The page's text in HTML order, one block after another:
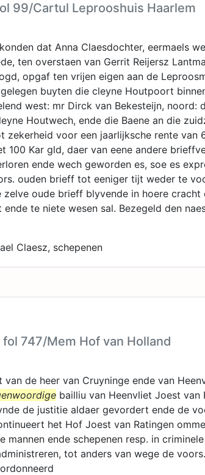
99/Cartul Leprooshuis Haarlem
dat Anna Claesdochter, eermaels
ten overstaen van Gerrit Reijersz
opgaf ten vrijen eigen aan de
buyten die cleyne Houtpoort
west: mr Dirck van Bekesteijn, noord:
Houtwech, ende die Baene an die
voor een jaarlijksche rente van
100 Kar gld, daer van eene andere
ende wech geworden es, soe es
ouden brieff tot eeniger tijt weder te
oude brieff blyvende in hoere cracht
ende te niete wesen sal. Bezegeld den
Claesz, schepenen
fol 747/Mem Hof van Holland
de heer van Cruyninge ende van
bailliu van Heenvliet Joest van
de justitie aldaer gevordert ende de
het Hof Joest van Ratingen
mannen ende schepenen resp. in
tot anders van wege de